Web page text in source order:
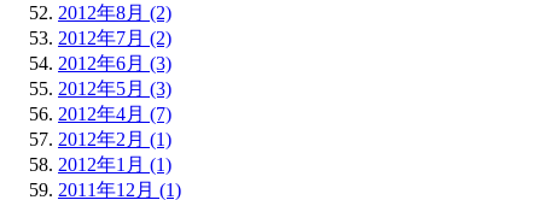
2012年8月 (2)
2012年7月 (2)
2012年6月 (3)
2012年5月 (3)
2012年4月 (7)
2012年2月 (1)
2012年1月 (1)
2011年12月 (1)